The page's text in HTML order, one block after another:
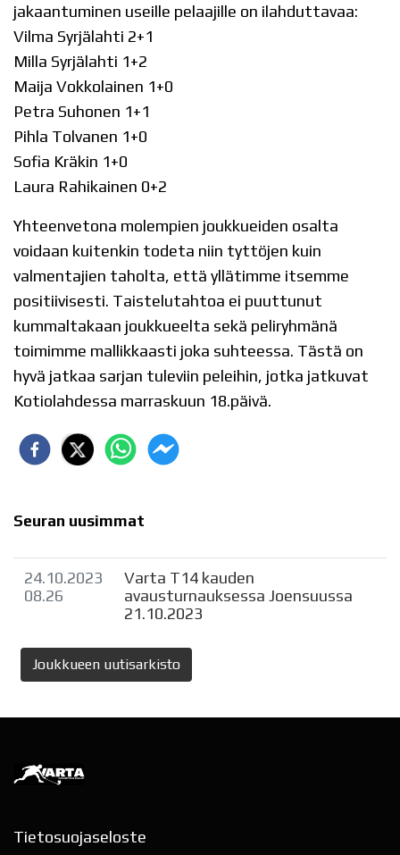
jakaantuminen useille pelaajille on ilahduttavaa:
Vilma Syrjälahti 2+1
Milla Syrjälahti 1+2
Maija Vokkolainen 1+0
Petra Suhonen 1+1
Pihla Tolvanen 1+0
Sofia Kräkin 1+0
Laura Rahikainen 0+2
Yhteenvetona molempien joukkueiden osalta
voidaan kuitenkin todeta niin tyttöjen kuin
valmentajien taholta, että yllätimme itsemme
positiivisesti. Taistelutahtoa ei puuttunut
kummaltakaan joukkueelta sekä peliryhmänä
toimimme mallikkaasti joka suhteessa. Tästä on
hyvä jatkaa sarjan tuleviin peleihin, jotka jatkuvat
Kotiolahdessa marraskuun 18.päivä.
Seuran uusimmat
24.10.2023
08.26
Varta T14 kauden
avausturnauksessa Joensuussa
21.10.2023
Joukkueen uutisarkisto
Tietosuojaseloste